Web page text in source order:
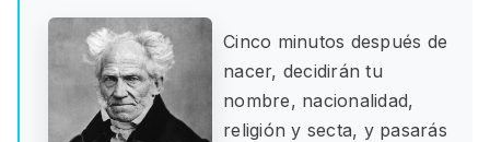
Cinco minutos después de
nacer, decidirán tu
nombre, nacionalidad,
religión y secta, y pasarás